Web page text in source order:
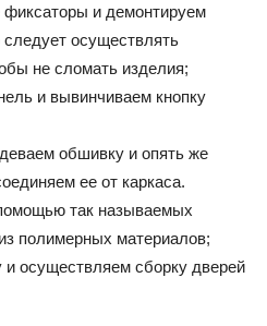
и демонтируем
осуществлять
не сломать изделия;
и вывинчиваем кнопку
обшивку и опять же
ее от каркаса.
так называемых
полимерных материалов;
осуществляем сборку дверей